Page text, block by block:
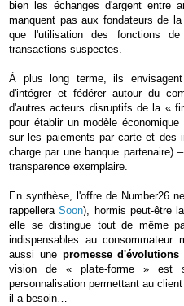
bien les échanges d'argent entre
manquent pas aux fondateurs de la
que l'utilisation des fonctions
transactions suspectes.
À plus long terme, ils
d'intégrer et fédérer autour du
d'autres acteurs disruptifs de la «
pour établir un modèle
sur les paiements par carte et des
charge par une banque
transparence exemplaire.
En synthèse, l'offre de Number26
rappelleraSoon), hormis peut-être
elle se distingue tout de même
indispensables au
aussi une promesse d'évolutions
vision de « plate-forme » est
personnalisation permettant au
il a besoin…